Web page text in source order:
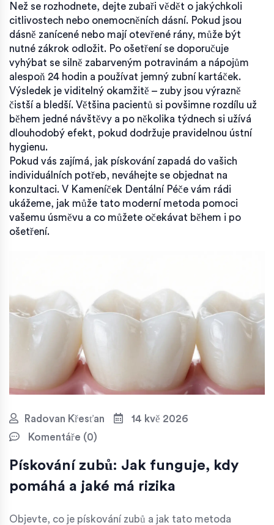
Než se rozhodnete, dejte zubaři vědět o jakýchkoli
citlivostech nebo onemocněních dásní. Pokud jsou
dásně zanícené nebo mají otevřené rány, může být
nutné zákrok odložit. Po ošetření se doporučuje
vyhýbat se silně zabarveným potravinám a nápojům
alespoň 24 hodin a používat jemný zubní kartáček.
Výsledek je viditelný okamžitě – zuby jsou výrazně
čistší a bledší. Většina pacientů si povšimne rozdílu už
během jedné návštěvy a po několika týdnech si užívá
dlouhodobý efekt, pokud dodržuje pravidelnou ústní
hygienu.
Pokud vás zajímá, jak pískování zapadá do vašich
individuálních potřeb, neváhejte se objednat na
konzultaci. V Kameníček Dentální Péče vám rádi
ukážeme, jak může tato moderní metoda pomoci
vašemu úsměvu a co můžete očekávat během i po
ošetření.
Radovan Křesťan
14 kvě 2026
Komentáře (0)
Pískování zubů: Jak funguje, kdy
pomáhá a jaké má rizika
Objevte, co je pískování zubů a jak tato metoda